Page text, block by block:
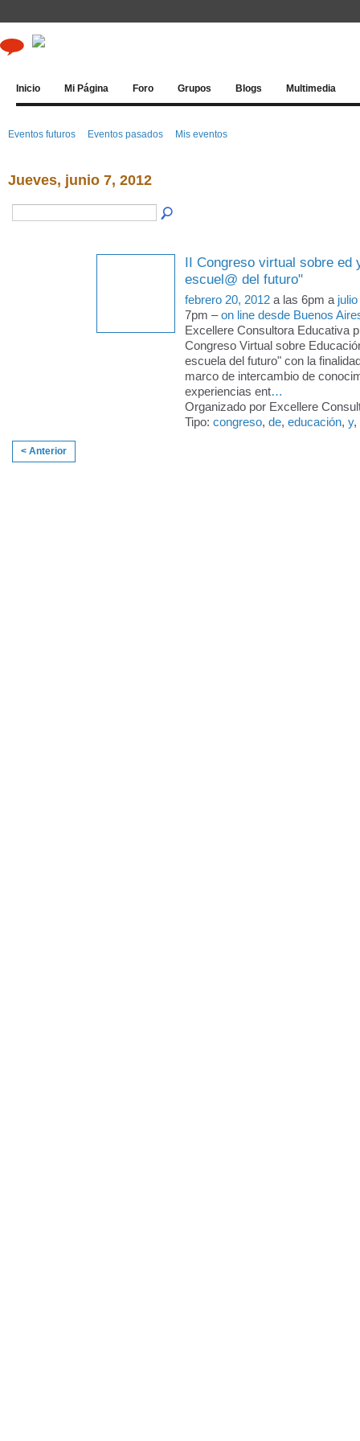
Inicio Mi Página Foro Grupos Blogs Multimedia
Eventos futuros Eventos pasados Mis eventos
Jueves, junio 7, 2012
II Congreso virtual sobre ed
escuel@ del futuro"
febrero 20, 2012 a las 6pm a
7pm –on line desde Buenos
Excellere Consultora Educativa
Congreso Virtual sobre
escuela del futuro" con la
marco de intercambio de
experiencias ent…
Organizado por Excellere
Tipo: congreso, de, educación, y,
< Anterior